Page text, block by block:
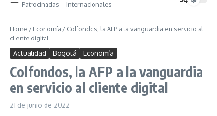
Patrocinadas
Internacionales
Home / Economía / Colfondos, la AFP a la vanguardia en servicio al
cliente digital
Actualidad Bogotá Economía
Colfondos, la AFP a la vanguardia
en servicio al cliente digital
21 de junio de 2022